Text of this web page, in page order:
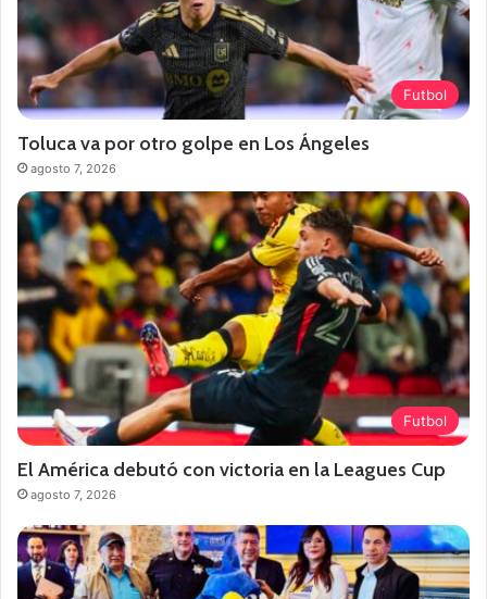
Futbol
Toluca va por otro golpe en Los Ángeles
agosto 7, 2026
Futbol
El América debutó con victoria en la Leagues Cup
agosto 7, 2026